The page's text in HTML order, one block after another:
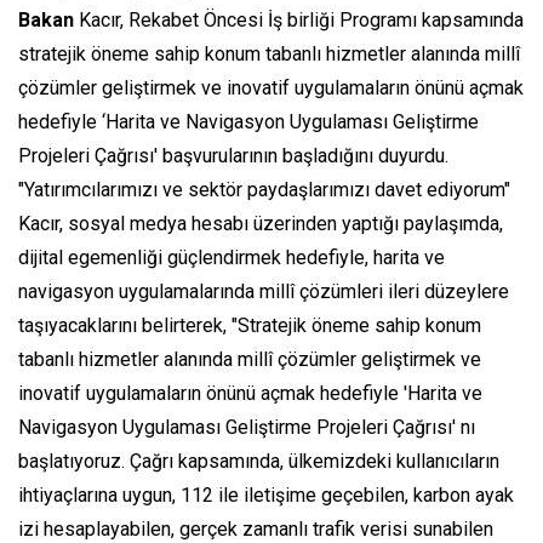
Bakan Kacır, Rekabet Öncesi İş birliği Programı kapsamında
stratejik öneme sahip konum tabanlı hizmetler alanında millî
çözümler geliştirmek ve inovatif uygulamaların önünü açmak
hedefiyle ‘Harita ve Navigasyon Uygulaması Geliştirme
Projeleri Çağrısı' başvurularının başladığını duyurdu.
"Yatırımcılarımızı ve sektör paydaşlarımızı davet ediyorum"
Kacır, sosyal medya hesabı üzerinden yaptığı paylaşımda,
dijital egemenliği güçlendirmek hedefiyle, harita ve
navigasyon uygulamalarında millî çözümleri ileri düzeylere
taşıyacaklarını belirterek, "Stratejik öneme sahip konum
tabanlı hizmetler alanında millî çözümler geliştirmek ve
inovatif uygulamaların önünü açmak hedefiyle 'Harita ve
Navigasyon Uygulaması Geliştirme Projeleri Çağrısı' nı
başlatıyoruz. Çağrı kapsamında, ülkemizdeki kullanıcıların
ihtiyaçlarına uygun, 112 ile iletişime geçebilen, karbon ayak
izi hesaplayabilen, gerçek zamanlı trafik verisi sunabilen